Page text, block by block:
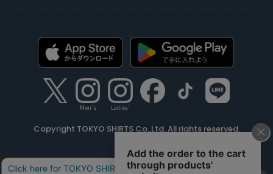
Men's Ladies'
Copyright TOKYO SHIRTS Co.,Ltd. All rights reserved.